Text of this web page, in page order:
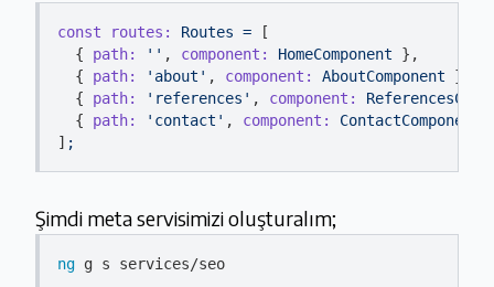
const routes: Routes = [
  {
path: '' , component: HomeComponent },
  {
path: 'about' , component: AboutComponent },
  {
path: 'references' , component:
  {
path: 'contact' , component: ContactComponent
] ;
Şimdi meta servisimizi oluşturalım;
ng